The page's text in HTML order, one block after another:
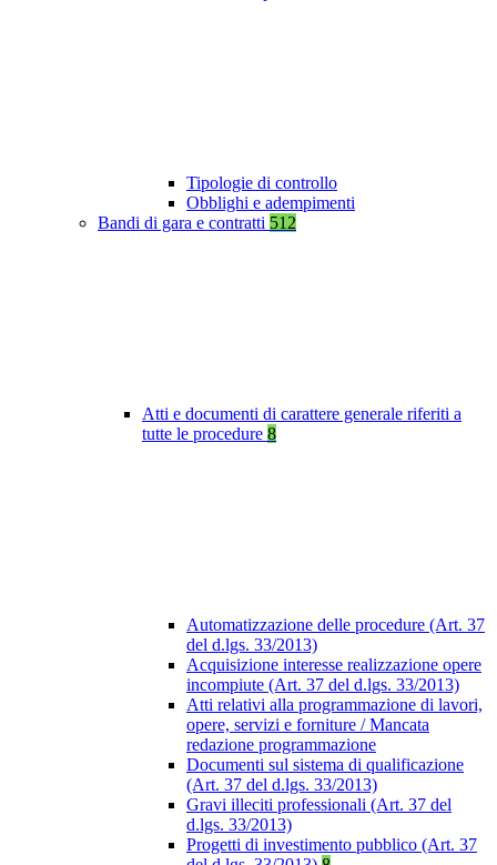
Tipologie di controllo
Obblighi e adempimenti
Bandi di gara e contratti 512
Atti e documenti di carattere generale riferiti a
tutte le procedure 8
Automatizzazione delle procedure (Art. 37
del d.lgs. 33/2013)
Acquisizione interesse realizzazione opere
incompiute (Art. 37 del d.lgs. 33/2013)
Atti relativi alla programmazione di lavori,
opere, servizi e forniture / Mancata
redazione programmazione
Documenti sul sistema di qualificazione
(Art. 37 del d.lgs. 33/2013)
Gravi illeciti professionali (Art. 37 del
d.lgs. 33/2013)
Progetti di investimento pubblico (Art. 37